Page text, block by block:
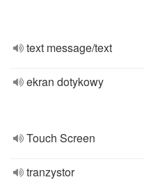
text message/text
ekran dotykowy
Touch Screen
tranzystor